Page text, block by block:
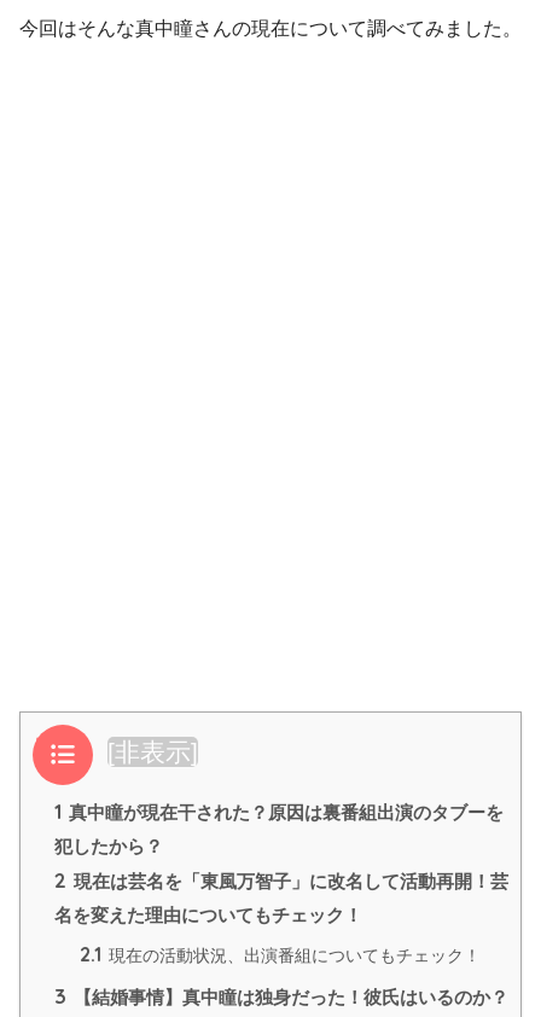
今回はそんな真中瞳さんの現在について調べてみました。
目次 [非表示]
1 真中瞳が現在干された？原因は裏番組出演のタブーを
犯したから？
2 現在は芸名を「東風万智子」に改名して活動再開！芸
名を変えた理由についてもチェック！
2.1 現在の活動状況、出演番組についてもチェック！
3 【結婚事情】真中瞳は独身だった！彼氏はいるのか？